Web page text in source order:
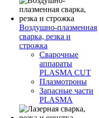
Воздушно-плазменная
сварка, резка и
строжка
Сварочные
аппараты
PLASMA CUT
Плазмотроны
Запасные части
PLASMA